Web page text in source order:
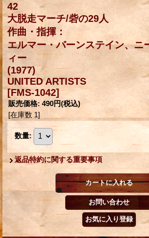
42
大脱走マーチ/砦の29人
作曲・指揮：
エルマー・バーンステイン、ニ
ィー
(1977)
UNITED ARTISTS
[FMS-1042]
販売価格: 490円(税込)
[在庫数 1]
数量:
返品特約に関する重要事項